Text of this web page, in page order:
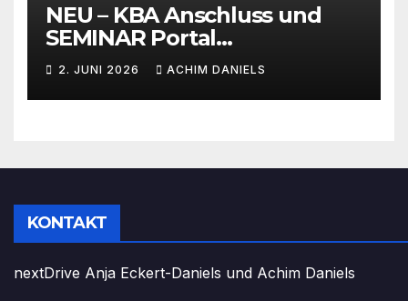
NEU – KBA Anschluss und
SEMINAR Portal
AKTIONSPREISE!!! Bis zu 50%
RABATT
2. JUNI 2026 ACHIM DANIELS
KONTAKT
nextDrive Anja Eckert-Daniels und Achim Daniels